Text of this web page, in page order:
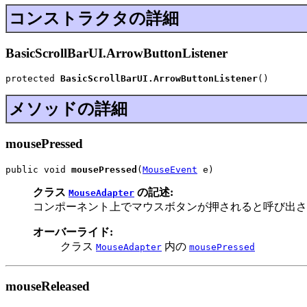
コンストラクタの詳細
BasicScrollBarUI.ArrowButtonListener
protected BasicScrollBarUI.ArrowButtonListener()
メソッドの詳細
mousePressed
public void mousePressed (MouseEvent e)
クラス MouseAdapter の記述:
コンポーネント上でマウスボタンが押されると呼び出
オーバーライド:
クラス MouseAdapter 内の mousePressed
mouseReleased